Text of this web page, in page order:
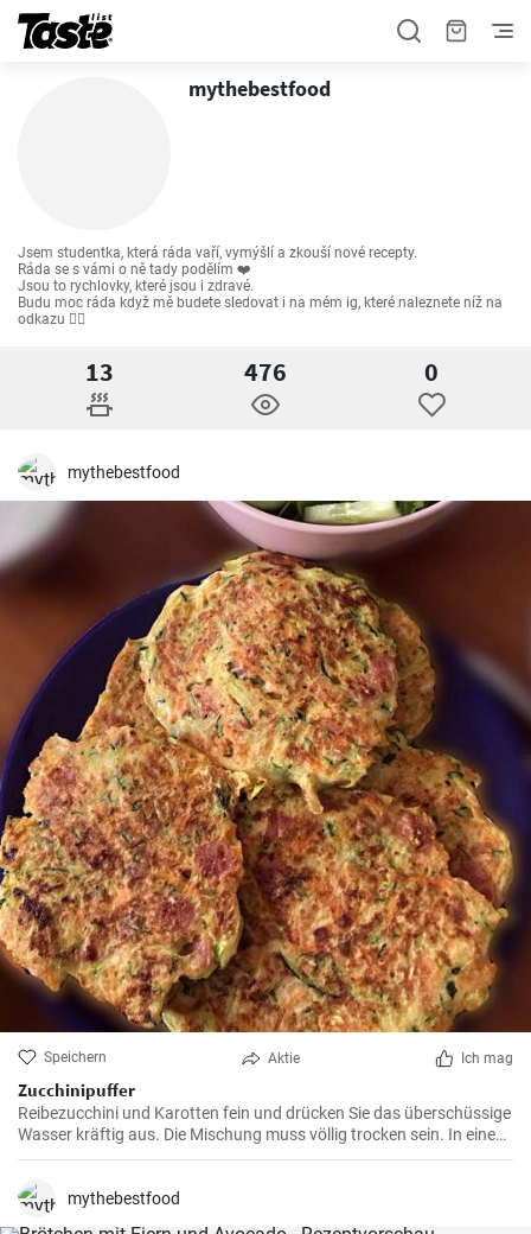
mythebestfood
Jsem studentka, která ráda vaří, vymýšlí a zkouší nové recepty.
Ráda se s vámi o ně tady podělím ❤️
Jsou to rychlovky, které jsou i zdravé.
Budu moc ráda když mě budete sledovat i na mém ig, které naleznete níž na
odkazu 👇🏻
13 476 0
mythebestfood
Speichern Aktie Ich mag
Zucchinipuffer
Reibezucchini und Karotten fein und drücken Sie das überschüssige
Wasser kräftig aus. Die Mischung muss völlig trocken sein. In eine
Schüssel geben wir zu dem Gemüse zwei Eier, Mehl und fein
Geschmack hinzufügen. Salzen Sie vorsichtig und mischen Sie gut.
mythebestfood